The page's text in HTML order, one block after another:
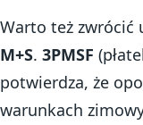
Warto też zwrócić
M+S. 3PMSF
potwierdza, że
warunkach